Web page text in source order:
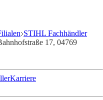
STIHL Fachhändler
17, 04769
Karriere